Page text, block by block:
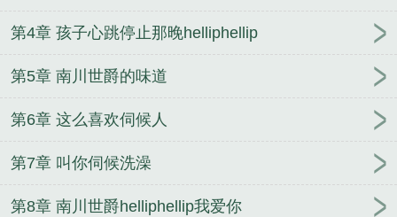
第4章 孩子心跳停止那晚helliphellip
第5章 南川世爵的味道
第6章 这么喜欢伺候人
第7章 叫你伺候洗澡
第8章 南川世爵helliphellip我爱你